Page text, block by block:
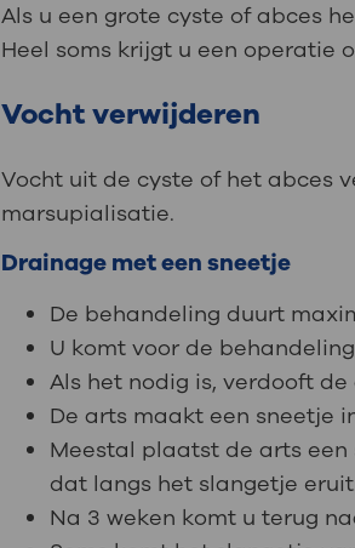
Als u een grote cyste of abces
Heel soms krijgt u een operatie
Vocht verwijderen
Vocht uit de cyste of het abces
marsupialisatie.
Drainage met een sneetje
De behandeling duurt
U komt voor de
Als het nodig is, verdooft
De arts maakt een sneetje
Meestal plaatst de arts een
dat langs het slangetje
Na 3 weken komt u terug